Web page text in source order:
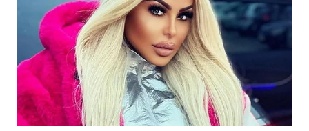
WAHANANEWS
CO ID
WAHANANEWS
NET